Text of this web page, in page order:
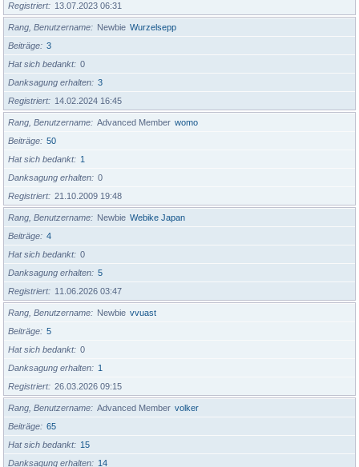
Registriert
13.07.2023 06:31
Rang, Benutzername Newbie Wurzelsepp
Beiträge
3
Hat sich bedankt
0
Danksagung erhalten
3
Registriert
14.02.2024 16:45
Rang, Benutzername Advanced Member womo
Beiträge
50
Hat sich bedankt
1
Danksagung erhalten
0
Registriert
21.10.2009 19:48
Rang, Benutzername Newbie Webike Japan
Beiträge
4
Hat sich bedankt
0
Danksagung erhalten
5
Registriert
11.06.2026 03:47
Rang, Benutzername Newbie vvuast
Beiträge
5
Hat sich bedankt
0
Danksagung erhalten
1
Registriert
26.03.2026 09:15
Rang, Benutzername Advanced Member volker
Beiträge
65
Hat sich bedankt
15
Danksagung erhalten
14